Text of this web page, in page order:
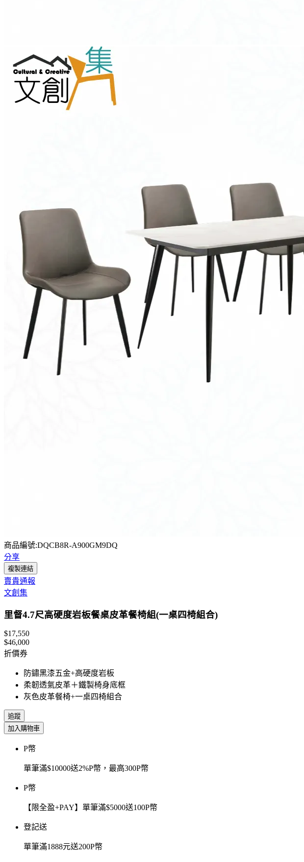
商品編號:DQCB8R-A900GM9DQ
分享
複製連結
賣貴通報
文創集
里督4.7尺高硬度岩板餐桌皮革餐椅組(一桌四椅組合)
$17,550
$46,000
折價券
防鏽黑漆五金+高硬度岩板
柔韌透氣皮革＋鐵製椅身底框
灰色皮革餐椅+一桌四椅組合
追蹤
加入購物車
P幣
單筆滿$10000送2%P幣，最高300P幣
P幣
【限全盈+PAY】單筆滿$5000送100P幣
登記送
單筆滿1888元送200P幣